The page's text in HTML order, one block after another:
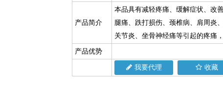
产品简介
本品具有减轻疼痛、缓解症状、改
腿痛、跌打损伤、颈椎病、肩周炎
关节炎、坐骨神经痛等引起的疼痛
产品优势
我要代理 收藏